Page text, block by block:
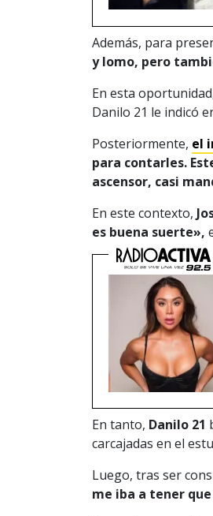
Además, para
y lomo, pero
En esta
Danilo 21 le indicó
Posteriormente, el
para contarles.
ascensor, casi
En este contexto,
es buena suerte»,
En tanto, Danilo 21
carcajadas en el
Luego, tras ser
me iba a tener